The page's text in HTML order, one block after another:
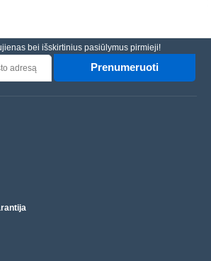
bei išskirtinius pasiūlymus pirmieji!
Prenumeruoti